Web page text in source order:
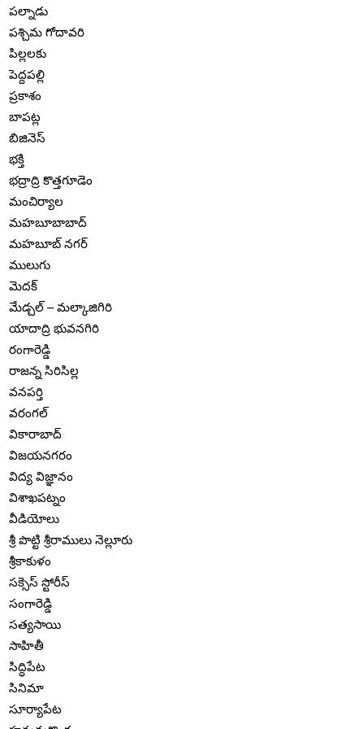
పల్నాడు
పశ్చిమ గోదావరి
పిల్లలకు
పెద్దపల్లి
ప్రకాశం
బాపట్ల
బిజినెస్
భక్తి
భద్రాద్రి కొత్తగూడెం
మంచిర్యాల
మహబూబాబాద్
మహబూబ్ నగర్
ములుగు
మెదక్
మేడ్చల్ – మల్కాజిగిరి
యాదాద్రి భువనగిరి
రంగారెడ్డి
రాజన్న సిరిసిల్ల
వనపర్తి
వరంగల్
వికారాబాద్
విజయనగరం
విద్య విజ్ఞానం
విశాఖపట్నం
వీడియోలు
శ్రీ పొట్టి శ్రీరాములు నెల్లూరు
శ్రీకాకుళం
సక్సెస్ స్టోరీస్
సంగారెడ్డి
సత్యసాయి
సాహితీ
సిద్ధిపేట
సినిమా
సూర్యాపేట